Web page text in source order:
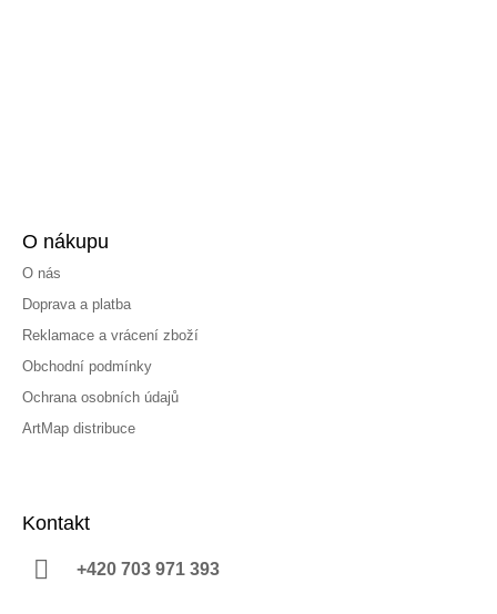
O nákupu
O nás
Doprava a platba
Reklamace a vrácení zboží
Obchodní podmínky
Ochrana osobních údajů
ArtMap distribuce
Kontakt
+420 703 971 393